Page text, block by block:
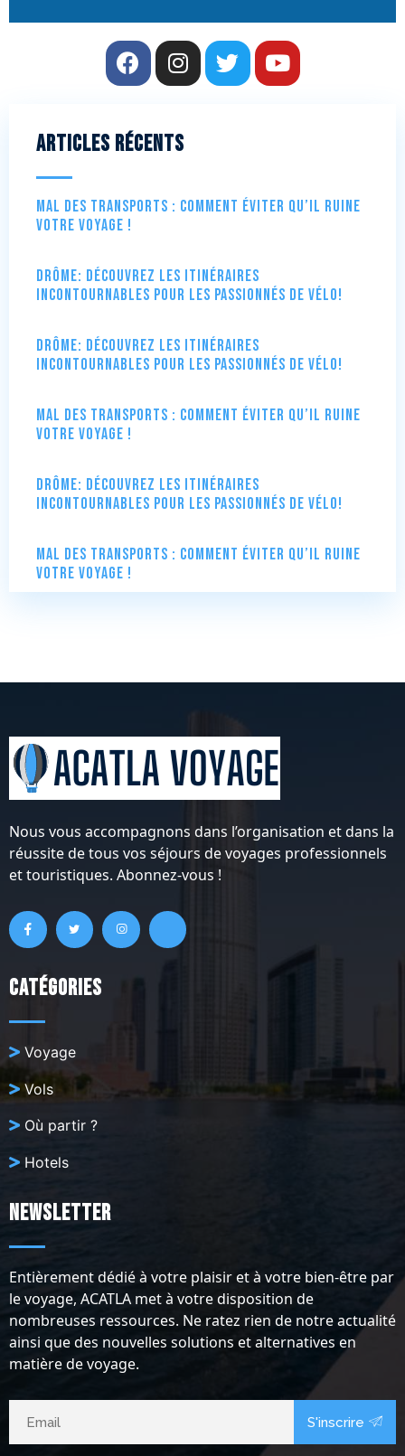
Articles récents
Mal des transports : comment éviter qu’il ruine
votre voyage !
Drôme: Découvrez les itinéraires
incontournables pour les passionnés de vélo!
Drôme: Découvrez les itinéraires
incontournables pour les passionnés de vélo!
Mal des transports : comment éviter qu’il ruine
votre voyage !
Drôme: Découvrez les itinéraires
incontournables pour les passionnés de vélo!
Mal des transports : comment éviter qu’il ruine
votre voyage !
Nous vous accompagnons dans l’organisation et dans la
réussite de tous vos séjours de voyages professionnels
et touristiques. Abonnez-vous !
Catégories
Voyage
Vols
Où partir ?
Hotels
Newsletter
Entièrement dédié à votre plaisir et à votre bien-être par
le voyage, ACATLA met à votre disposition de
nombreuses ressources. Ne ratez rien de notre actualité
ainsi que des nouvelles solutions et alternatives en
matière de voyage.
S'inscrire